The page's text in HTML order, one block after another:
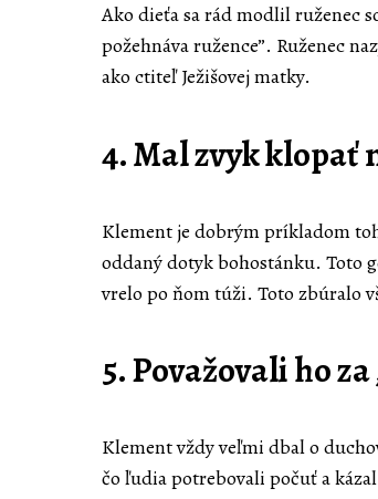
Ako dieťa sa rád modlil ruženec
požehnáva ružence”. Ruženec
ako ctiteľ Ježišovej matky.
4. Mal zvyk klopať
Klement je dobrým príkladom
oddaný dotyk bohostánku. Toto
vrelo po ňom túži. Toto zbúralo
5. Považovali ho
Klement vždy veľmi dbal o
čo ľudia potrebovali počuť a